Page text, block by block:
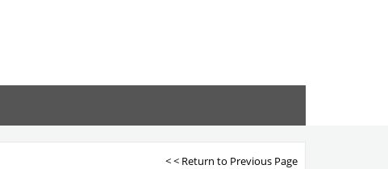
< < Return to Previous Page